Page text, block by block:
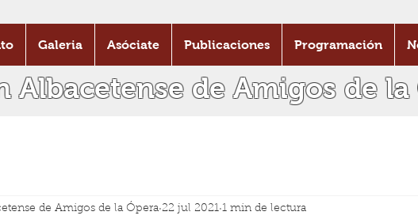
Programación
Publicaciones
Asóciate
Galeria
Albacetense de Amigos de la
de Amigos de la Ópera 22 jul 2021 1 min de lectura